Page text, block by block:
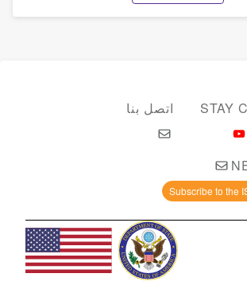
اتصل بنا STAY
Subscribe to the